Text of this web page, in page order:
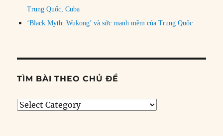
Trung Quốc, Cuba
‘Black Myth: Wukong’ và sức mạnh mềm của Trung Quốc
TÌM BÀI THEO CHỦ ĐỀ
Tìm